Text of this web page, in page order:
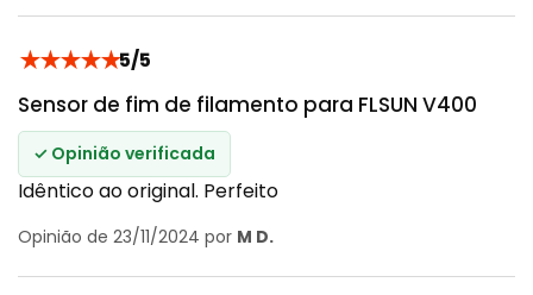
★★★★★5/5
Sensor de fim de filamento para FLSUN V400
✓ Opinião verificada
Idêntico ao original. Perfeito
Opinião de 23/11/2024 por M D.